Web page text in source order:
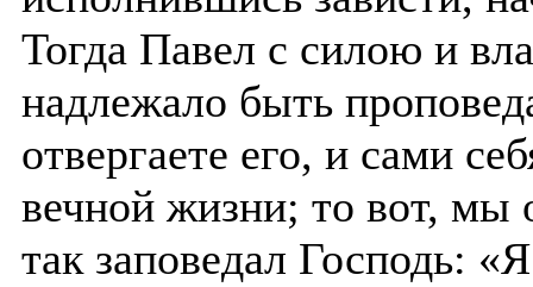
Тогда Павел с силою и
надлежало быть
отвергаете его, и сами
вечной жизни; то вот,
так заповедал Господь: